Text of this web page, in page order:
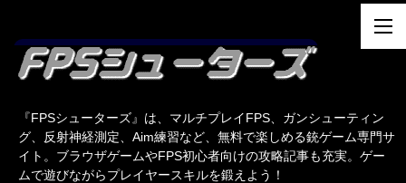
『FPSシューターズ』は、マルチプレイFPS、ガンシューティン
グ、反射神経測定、Aim練習など、無料で楽しめる銃ゲーム専門サ
イト。ブラウザゲームやFPS初心者向けの攻略記事も充実。ゲー
ムで遊びながらプレイヤースキルを鍛えよう！